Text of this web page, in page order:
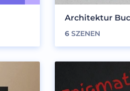
Architektur
6 SZENEN